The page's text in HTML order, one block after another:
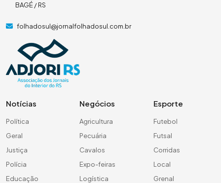
BAGÉ / RS
folhadosul@jornalfolhadosul.com.br
Notícias
Política
Geral
Justiça
Polícia
Educação
Negócios
Agricultura
Pecuária
Cavalos
Expo-feiras
Logística
Esporte
Futebol
Futsal
Corridas
Local
Grenal